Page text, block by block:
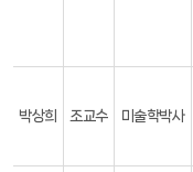
박상희 조교수 미술학박사